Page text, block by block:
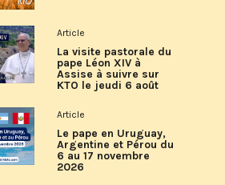
Article
La visite pastorale du
pape Léon XIV à
Assise à suivre sur
KTO le jeudi 6 août
Article
Le pape en Uruguay,
Argentine et Pérou du
6 au 17 novembre
2026